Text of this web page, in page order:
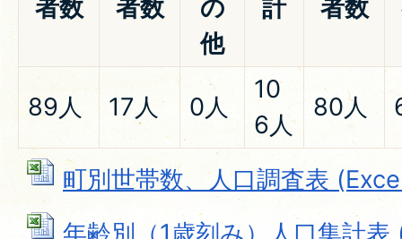
者数
者数
の
他
計
者数
89人 17人 0人
10
6人
80人
町別世帯数、人口調査表